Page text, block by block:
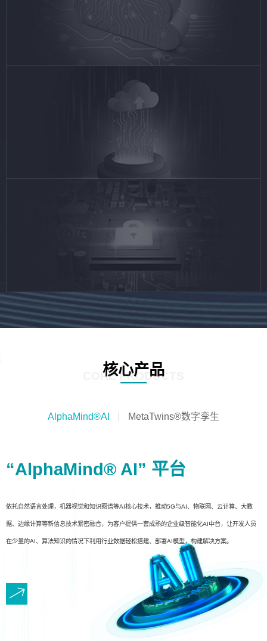
核心产品
CORE PRODUCTS
AlphaMind®AI MetaTwins®数字孪生
“AlphaMind® AI” 平台
依托自然语言处理，机器视觉和知识图谱等AI核心技术，推动5G与AI、物联网、云计算、大数
据、边缘计算等新信息技术紧密融合，为客户提供一套成熟的企业级智能化AI中台，让开发人员
在少量的AI、算法知识的情况下利用行业数据轻松搭建、部署AI模型，构建解决方案。